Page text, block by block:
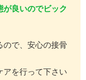
が良いのでビック
ので、安心の接骨
アを行って下さい